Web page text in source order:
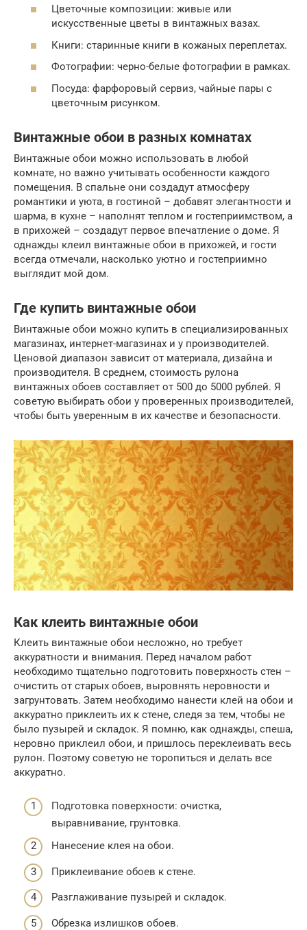
Цветочные композиции: живые или
искусственные цветы в винтажных вазах.
Книги: старинные книги в кожаных переплетах.
Фотографии: черно-белые фотографии в рамках.
Посуда: фарфоровый сервиз, чайные пары с
цветочным рисунком.
Винтажные обои в разных комнатах
Винтажные обои можно использовать в любой
комнате, но важно учитывать особенности каждого
помещения. В спальне они создадут атмосферу
романтики и уюта, в гостиной – добавят элегантности и
шарма, в кухне – наполнят теплом и гостеприимством, а
в прихожей – создадут первое впечатление о доме. Я
однажды клеил винтажные обои в прихожей, и гости
всегда отмечали, насколько уютно и гостеприимно
выглядит мой дом.
Где купить винтажные обои
Винтажные обои можно купить в специализированных
магазинах, интернет-магазинах и у производителей.
Ценовой диапазон зависит от материала, дизайна и
производителя. В среднем, стоимость рулона
винтажных обоев составляет от 500 до 5000 рублей. Я
советую выбирать обои у проверенных производителей,
чтобы быть уверенным в их качестве и безопасности.
Как клеить винтажные обои
Клеить винтажные обои несложно, но требует
аккуратности и внимания. Перед началом работ
необходимо тщательно подготовить поверхность стен –
очистить от старых обоев, выровнять неровности и
загрунтовать. Затем необходимо нанести клей на обои и
аккуратно приклеить их к стене, следя за тем, чтобы не
было пузырей и складок. Я помню, как однажды, спеша,
неровно приклеил обои, и пришлось переклеивать весь
рулон. Поэтому советую не торопиться и делать все
аккуратно.
Подготовка поверхности: очистка,
выравнивание, грунтовка.
Нанесение клея на обои.
Приклеивание обоев к стене.
Разглаживание пузырей и складок.
Обрезка излишков обоев.